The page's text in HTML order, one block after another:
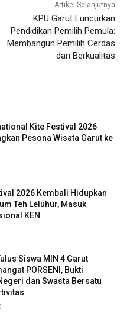
Artikel Selanjutnya
KPU Garut Luncurkan
Pendidikan Pemilih Pemula:
Membangun Pemilih Cerdas
dan Berkualitas
Kite Festival 2026
Pesona Wisata Garut ke
2026 Kembali Hidupkan
Teh Leluhur, Masuk
KEN
Siswa MIN 4 Garut
PORSENI, Bukti
dan Swasta Bersatu